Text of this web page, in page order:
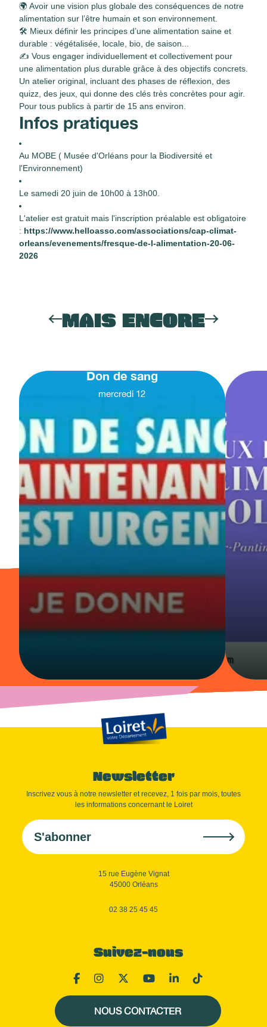
🌍 Avoir une vision plus globale des conséquences de notre
alimentation sur l’être humain et son environnement.
🛠 Mieux définir les principes d’une alimentation saine et
durable : végétalisée, locale, bio, de saison...
✍ Vous engager individuellement et collectivement pour
une alimentation plus durable grâce à des objectifs concrets.
Un atelier original, incluant des phases de réflexion, des
quizz, des jeux, qui donne des clés très concrètes pour agir.
Pour tous publics à partir de 15 ans environ.
Infos pratiques
Au MOBE ( Musée d'Orléans pour la Biodiversité et
l'Environnement)
Le samedi 20 juin de 10h00 à 13h00.
L'atelier est gratuit mais l'inscription préalable est obligatoire
: https://www.helloasso.com/associations/cap-climat-
orleans/evenements/fresque-de-l-alimentation-20-06-
2026
MAIS ENCORE
Don de sang
mercredi 12
Newsletter
Inscrivez vous à notre newsletter et recevez, 1 fois par mois, toutes
les informations concernant le Loiret
S'abonner
15 rue Eugène Vignat
45000 Orléans
02 38 25 45 45
Suivez-nous
NOUS CONTACTER